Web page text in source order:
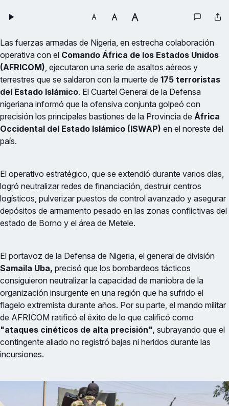
Las fuerzas armadas de Nigeria, en estrecha colaboración
operativa con el Comando África de los Estados Unidos
(AFRICOM), ejecutaron una serie de asaltos aéreos y
terrestres que se saldaron con la muerte de 175 terroristas
del Estado Islámico. El Cuartel General de la Defensa
nigeriana informó que la ofensiva conjunta golpeó con
precisión los principales bastiones de la Provincia de África
Occidental del Estado Islámico (ISWAP) en el noreste del
país.
El operativo estratégico, que se extendió durante varios días,
logró neutralizar redes de financiación, destruir centros
logísticos, pulverizar puestos de control avanzado y asegurar
depósitos de armamento pesado en las zonas conflictivas del
estado de Borno y el área de Metele.
El portavoz de la Defensa de Nigeria, el general de división
Samaila Uba, precisó que los bombardeos tácticos
consiguieron neutralizar la capacidad de maniobra de la
organización insurgente en una región que ha sufrido el
flagelo extremista durante años. Por su parte, el mando militar
de AFRICOM ratificó el éxito de lo que calificó como
"ataques cinéticos de alta precisión", subrayando que el
contingente aliado no registró bajas ni heridos durante las
incursiones.